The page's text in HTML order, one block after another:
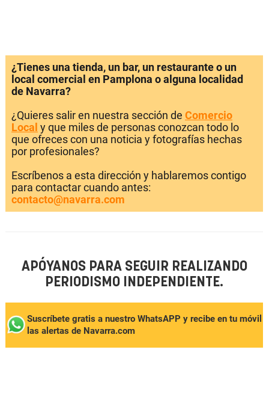
¿Tienes una tienda, un bar, un restaurante o un
local comercial en Pamplona o alguna localidad
de Navarra?
¿Quieres salir en nuestra sección de Comercio
Local y que miles de personas conozcan todo lo
que ofreces con una noticia y fotografías hechas
por profesionales?
Escríbenos a esta dirección y hablaremos contigo
para contactar cuando antes:
contacto@navarra.com
APÓYANOS PARA SEGUIR REALIZANDO
PERIODISMO INDEPENDIENTE.
Suscríbete gratis a nuestro WhatsAPP y recibe en tu móvil
las alertas de Navarra.com